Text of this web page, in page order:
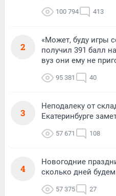
100 794 413
2
«Может, буду игры
получил 391 балл
вуз они ему не
95 381 40
3
Неподалеку от
Екатеринбурге
57 671 108
4
Новогодние
сколько дней
57 375 27